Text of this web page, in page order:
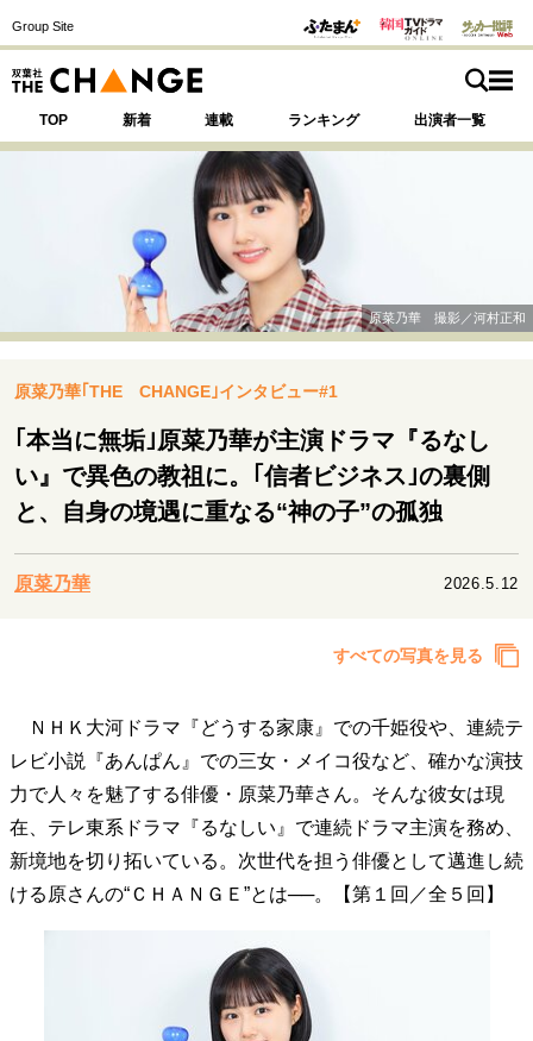
Group Site
TOP 新着 連載 ランキング 出演者一覧
注目の記事テーマで探す
運命を変えた出会い 決断の裏側
表現者の葛藤
人生が動いた日 10代の挫折と原点
セカンドキャリアの描き方
経営・ビジネス
リーダーの流儀 変革の原動力
次世代へのバトン
トップが描く未来
マインドセット
10代・20代の土台
原菜乃華 撮影／河村正和
原菜乃華｢THE CHANGE｣インタビュー#1
｢本当に無垢｣原菜乃華が主演ドラマ『るなし
い』で異色の教祖に。｢信者ビジネス｣の裏側
と、自身の境遇に重なる“神の子”の孤独
原菜乃華 2026.5.12
すべての写真を見る
ＮＨＫ大河ドラマ『どうする家康』での千姫役や、連続テ
レビ小説『あんぱん』での三女・メイコ役など、確かな演技
力で人々を魅了する俳優・原菜乃華さん。そんな彼女は現
在、テレ東系ドラマ『るなしい』で連続ドラマ主演を務め、
新境地を切り拓いている。次世代を担う俳優として邁進し続
ける原さんの“ＣＨＡＮＧＥ”とは──。【第１回／全５回】